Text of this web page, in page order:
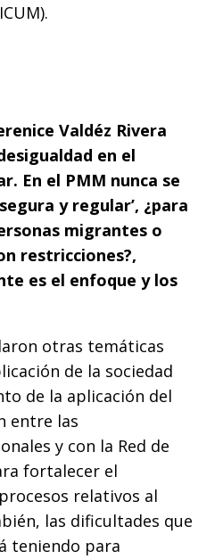
Valdéz Rivera
en el
En el PMM nunca se
y regular’, ¿para
migrantes o
restricciones?,
es el enfoque y los
otras temáticas
de la sociedad
de la aplicación del
entre las
y con la Red de
fortalecer el
relativos al
las dificultades que
teniendo para